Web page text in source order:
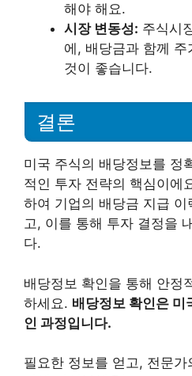
해야 해요.
시장 변동성: 주식시
에, 배당금과 함께
것이 좋습니다.
결론
미국 주식의 배당정보를 정
적인 투자 전략의 핵심이에
하여 기업의 배당금 지급
고, 이를 통해 투자 결정을
다.
배당정보 확인을 통해 안정
하세요. 배당정보 확인은 미
인 과정입니다.
필요한 정보를 얻고, 전문